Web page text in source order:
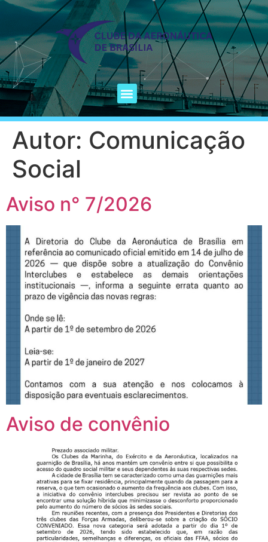
Autor: Comunicação
Social
Aviso n° 7/2026
Aviso de convênio